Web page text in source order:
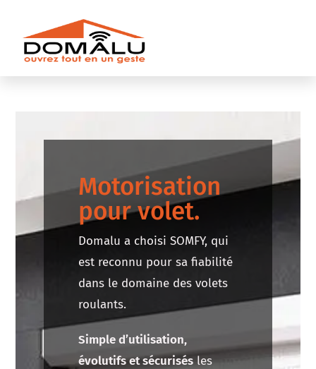
Motorisation
pour volet.
Domalu a choisi SOMFY, qui
est reconnu pour sa fiabilité
dans le domaine des volets
roulants.
Simple d’utilisation,
évolutifs et sécurisésles